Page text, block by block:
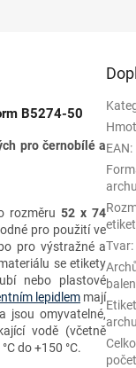
B5274-50
pročernobílé a
rozměru 52 x 74
pro použití ve
pro výstražné a
se etikety
nebo plastové
lepidlem mají
jsou omyvatelné,
vodě (včetně
do +150 °C.
EAN:
archu
Tvar:
archu